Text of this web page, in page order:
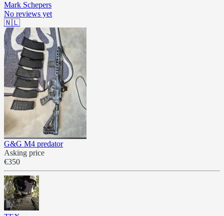
Mark Schepers
No reviews yet
🇳🇱
G&G M4 predator
Asking price
€350